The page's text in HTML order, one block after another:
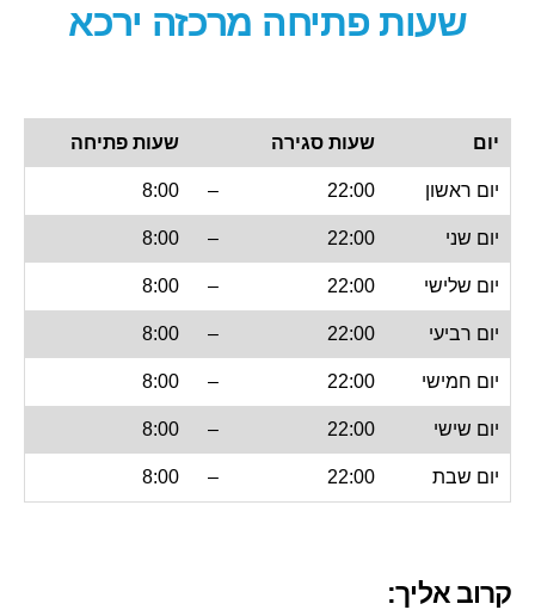
שעות פתיחה מרכזה ירכא
יום שעות סגירה שעות פתיחה
יום ראשון 22:00
–
8:00
יום שני 22:00
–
8:00
יום שלישי 22:00
–
8:00
יום רביעי 22:00
–
8:00
יום חמישי 22:00
–
8:00
יום שישי 22:00
–
8:00
יום שבת 22:00
–
8:00
קרוב אליך: